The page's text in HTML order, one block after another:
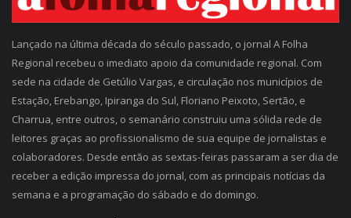
Lançado na última década do século passado, o jornal A Folha
Regional recebeu o imediato apoio da comunidade regional. Com
sede na cidade de Getúlio Vargas, e circulação nos municípios de
Estação, Erebango, Ipiranga do Sul, Floriano Peixoto, Sertão, e
Charrua, entre outros, o semanário construiu uma sólida rede de
leitores graças ao profissionalismo de sua equipe de jornalistas e
colaboradores. Desde então as sextas-feiras passaram a ser dia de
receber a edição impressa do jornal, com as principais notícias da
semana e a programação do sábado e do domingo.